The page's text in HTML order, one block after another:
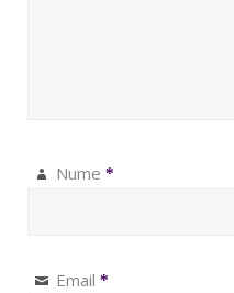
Nume *
Email *